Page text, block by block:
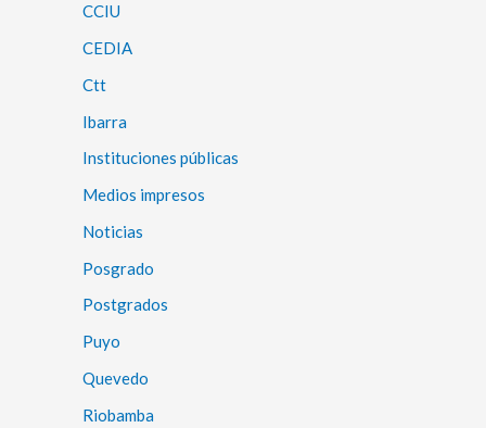
CCIU
CEDIA
Ctt
Ibarra
Instituciones públicas
Medios impresos
Noticias
Posgrado
Postgrados
Puyo
Quevedo
Riobamba